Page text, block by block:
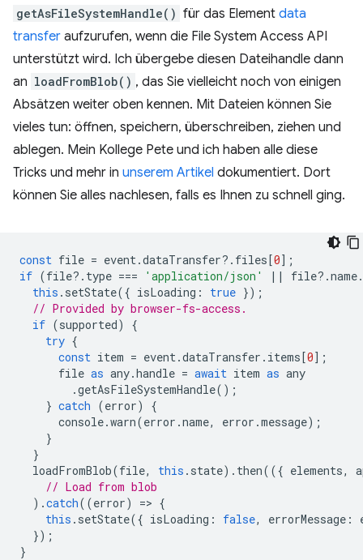
getAsFileSystemHandle() für das Element data
transfer aufzurufen, wenn die File System Access API
unterstützt wird. Ich übergebe diesen Dateihandle dann
an loadFromBlob() , das Sie vielleicht noch von einigen
Absätzen weiter oben kennen. Mit Dateien können Sie
vieles tun: öffnen, speichern, überschreiben, ziehen und
ablegen. Mein Kollege Pete und ich haben alle diese
Tricks und mehr in unserem Artikel dokumentiert. Dort
können Sie alles nachlesen, falls es Ihnen zu schnell ging.
const file = event.dataTransfer? . files[0];
if (file? . type === 'application/json' || file? .name.
this . setState({ isLoading : true });
// Provided by browser-fs-access.
if (supported)
{
try {
const item = event.dataTransfer . items[0];
file as any.handle = await item as any
.getAsFileSystemHandle();
} catch (error)
{
console.warn(error .name, error .message);
}
}
loadFromBlob(file, this . state). then(({ elements,
// Load from blob
).catch((error) => {
this . setState({ isLoading : false, errorMessage :
});
}